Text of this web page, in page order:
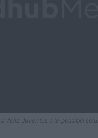
della Juventus e le possibili